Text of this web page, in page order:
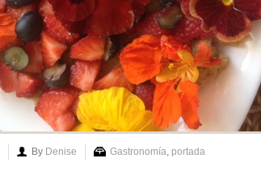
By Denise Gastronomía portada